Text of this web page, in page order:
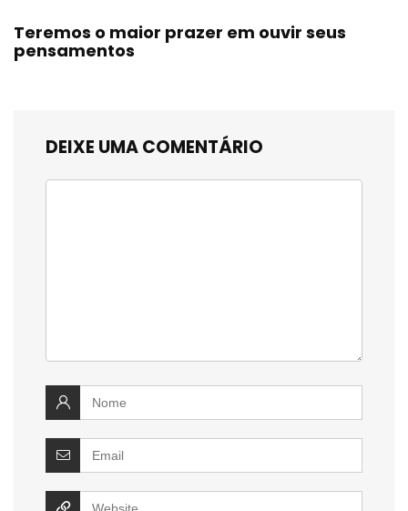
Teremos o maior prazer em ouvir seus
pensamentos
DEIXE UMA COMENTÁRIO